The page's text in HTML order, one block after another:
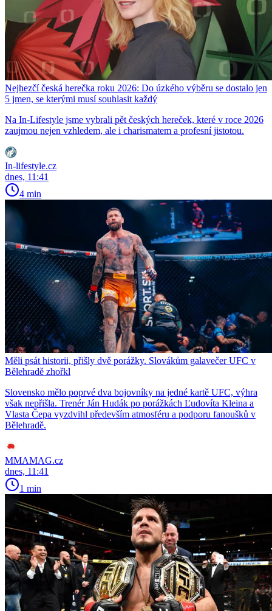
Nejhezčí česká herečka roku 2026: Do úzkého výběru se dostalo jen
5 jmen, se kterými musí souhlasit každý
Na In-Lifestyle jsme vybrali pět českých hereček, které v roce 2026
zaujmou nejen vzhledem, ale i charismatem a profesní jistotou.
In-lifestyle.cz
dnes, 11:41
4 min
Měli psát historii, přišly dvě porážky. Slovákům galavečer UFC v
Bělehradě zhořkl
Slovensko mělo poprvé dva bojovníky na jedné kartě UFC, výhra
však nepřišla. Trenér Ján Hudák po porážkách Ľudovíta Kleina a
Vlasta Čepa vyzdvihl především atmosféru a podporu fanoušků v
Bělehradě.
MMAMAG.cz
dnes, 11:41
1 min